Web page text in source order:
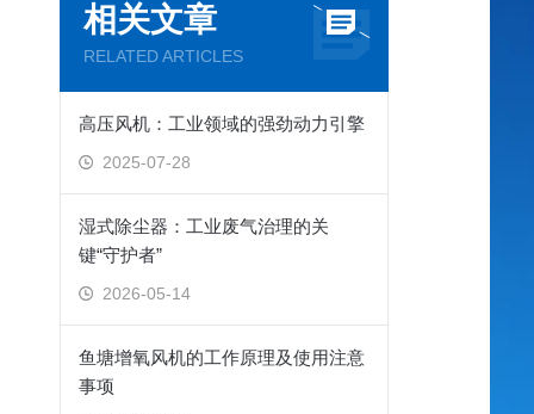
相关文章
RELATED ARTICLES
高压风机：工业领域的强劲动力引擎
2025-07-28
湿式除尘器：工业废气治理的关
键“守护者”
2026-05-14
鱼塘增氧风机的工作原理及使用注意
事项